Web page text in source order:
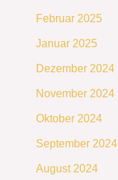
Februar 2025
Januar 2025
Dezember 2024
November 2024
Oktober 2024
September 2024
August 2024